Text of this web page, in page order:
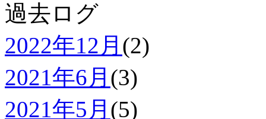
過去ログ
2022年12月 (2)
2021年6月 (3)
2021年5月 (5)